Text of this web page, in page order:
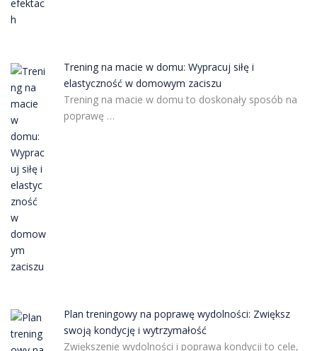
Trening na macie w domu: Wypracuj siłę i
elastyczność w domowym zaciszu
Trening na macie w domu to doskonały sposób na
poprawę …
Plan treningowy na poprawę wydolności: Zwiększ
swoją kondycję i wytrzymałość
Zwiększenie wydolności i poprawa kondycji to cele,